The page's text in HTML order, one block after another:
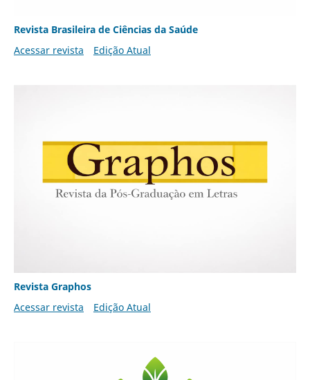
Revista Brasileira de Ciências da Saúde
Acessar revista
Edição Atual
Revista Graphos
Acessar revista
Edição Atual